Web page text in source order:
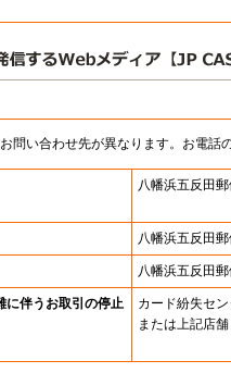
問い合わせ先が異なります。お電話
八幡浜五反田
八幡浜五反田
八幡浜五反田
に伴うお取引の停止
カード紛失セ
または上記店舗